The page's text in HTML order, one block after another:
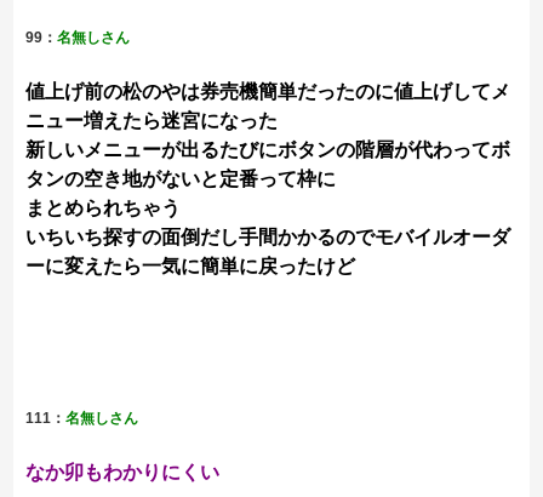
99：名無しさん
値上げ前の松のやは券売機簡単だったのに値上げしてメ
ニュー増えたら迷宮になった
新しいメニューが出るたびにボタンの階層が代わってボ
タンの空き地がないと定番って枠に
まとめられちゃう
いちいち探すの面倒だし手間かかるのでモバイルオーダ
ーに変えたら一気に簡単に戻ったけど
111：名無しさん
なか卯もわかりにくい